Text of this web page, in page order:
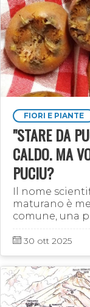
FIORI E PIANTE
"STARE DA
CALDO. MA
PUCIU?
Il nome
maturano è
comune, una
oggi
appartiene ad
30 ott 2025